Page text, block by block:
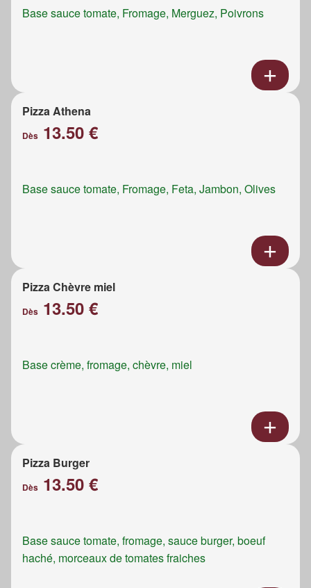
Base sauce tomate, Fromage, Merguez, Poivrons
Pizza Athena
Dès 13.50 €
Base sauce tomate, Fromage, Feta, Jambon, Olives
Pizza Chèvre miel
Dès 13.50 €
Base crème, fromage, chèvre, miel
Pizza Burger
Dès 13.50 €
Base sauce tomate, fromage, sauce burger, boeuf
haché, morceaux de tomates fraiches